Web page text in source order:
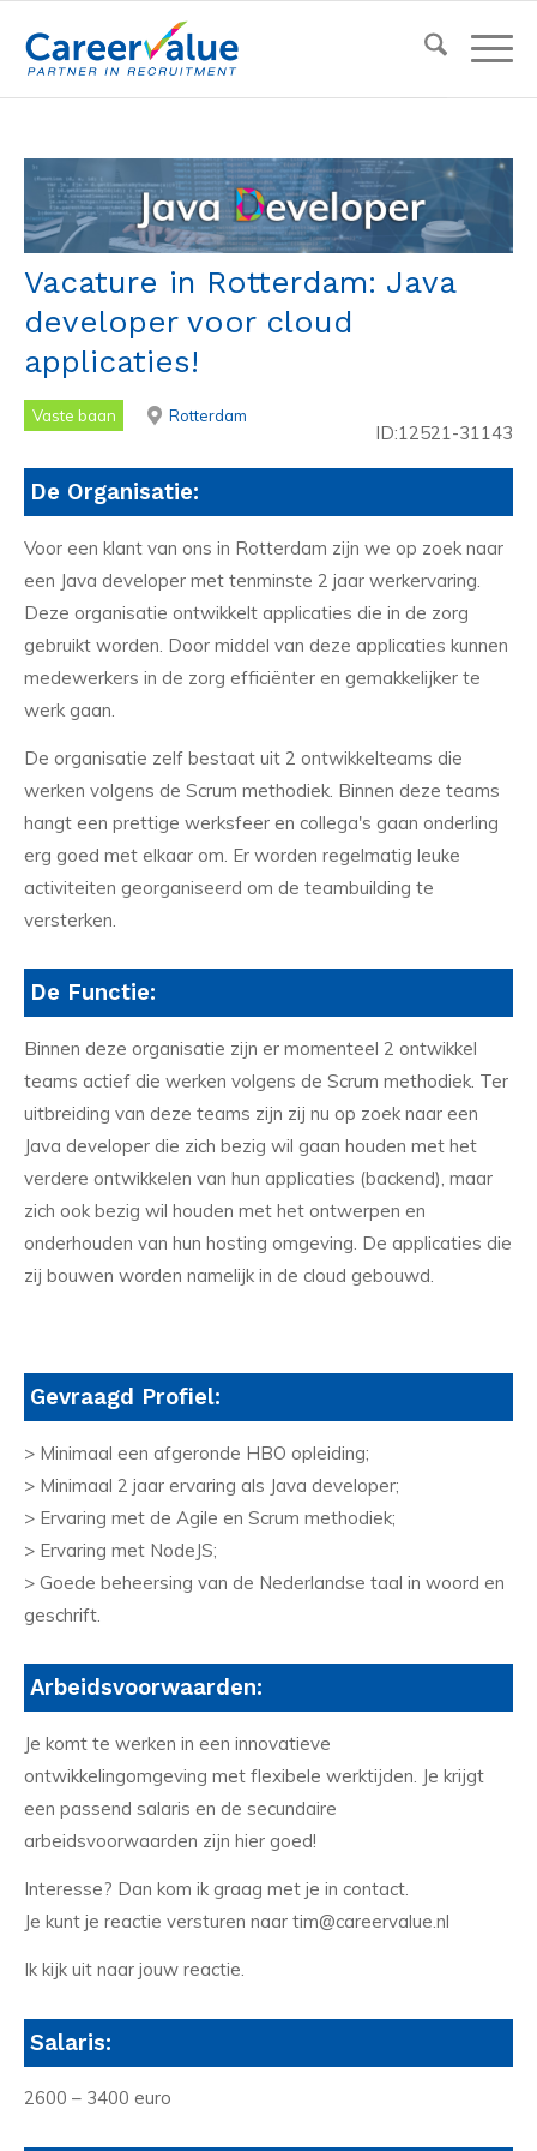
Vacature in Rotterdam: Java
developer voor cloud
applicaties!
Vaste baan Rotterdam
ID:12521-31143
De Organisatie:
Voor een klant van ons in Rotterdam zijn we op zoek naar
een Java developer met tenminste 2 jaar werkervaring.
Deze organisatie ontwikkelt applicaties die in de zorg
gebruikt worden. Door middel van deze applicaties kunnen
medewerkers in de zorg efficiënter en gemakkelijker te
werk gaan.
De organisatie zelf bestaat uit 2 ontwikkelteams die
werken volgens de Scrum methodiek. Binnen deze teams
hangt een prettige werksfeer en collega's gaan onderling
erg goed met elkaar om. Er worden regelmatig leuke
activiteiten georganiseerd om de teambuilding te
versterken.
De Functie:
Binnen deze organisatie zijn er momenteel 2 ontwikkel
teams actief die werken volgens de Scrum methodiek. Ter
uitbreiding van deze teams zijn zij nu op zoek naar een
Java developer die zich bezig wil gaan houden met het
verdere ontwikkelen van hun applicaties (backend), maar
zich ook bezig wil houden met het ontwerpen en
onderhouden van hun hosting omgeving. De applicaties die
zij bouwen worden namelijk in de cloud gebouwd.
Gevraagd Profiel:
> Minimaal een afgeronde HBO opleiding;
> Minimaal 2 jaar ervaring als Java developer;
> Ervaring met de Agile en Scrum methodiek;
> Ervaring met NodeJS;
> Goede beheersing van de Nederlandse taal in woord en
geschrift.
Arbeidsvoorwaarden:
Je komt te werken in een innovatieve
ontwikkelingomgeving met flexibele werktijden. Je krijgt
een passend salaris en de secundaire
arbeidsvoorwaarden zijn hier goed!
Interesse? Dan kom ik graag met je in contact.
Je kunt je reactie versturen naar tim@careervalue.nl
Ik kijk uit naar jouw reactie.
Salaris:
2600 – 3400 euro